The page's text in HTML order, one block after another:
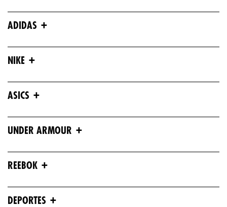
ADIDAS +
NIKE +
ASICS +
UNDER ARMOUR +
REEBOK +
DEPORTES +